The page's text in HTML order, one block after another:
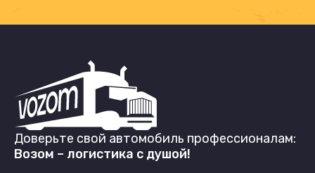
Доверьте свой автомобиль профессионалам:
Возом – логистика с душой!